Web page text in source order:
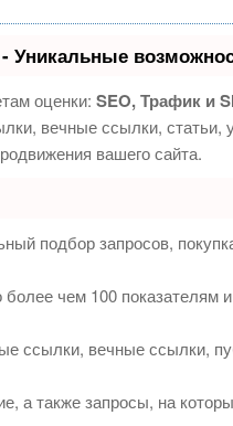
оценки: SEO, Трафик и
вечные ссылки, статьи,
вашего сайта.
подбор запросов,
чем 100 показателям
ссылки, вечные ссылки,
а также запросы, на